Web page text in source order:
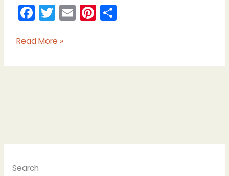
F
a
c
e
T
w
itt
er
E
m
l
Pi
nt
e
S
e
Read More »
Search